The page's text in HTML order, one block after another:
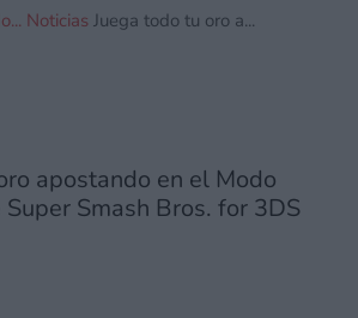
Noticias Juega todo tu oro a...
apostando en el Modo
Smash Bros. for 3DS